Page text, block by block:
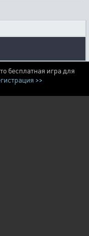
бесплатная игра для
>>